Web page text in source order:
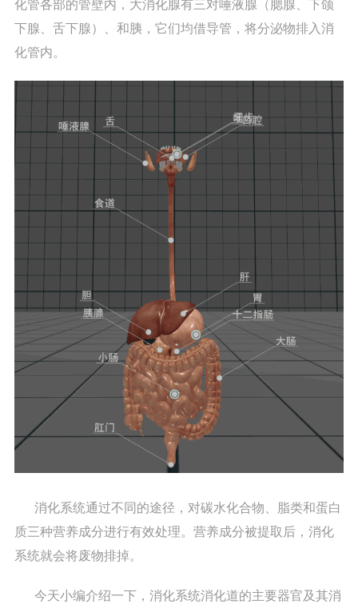
化管各部的管壁内，大消化腺有三对唾液腺（腮腺、下颌
下腺、舌下腺）、和胰，它们均借导管，将分泌物排入消
化管内。
消化系统通过不同的途径，对碳水化合物、脂类和蛋白
质三种营养成分进行有效处理。营养成分被提取后，消化
系统就会将废物排掉。
今天小编介绍一下，消化系统消化道的主要器官及其消